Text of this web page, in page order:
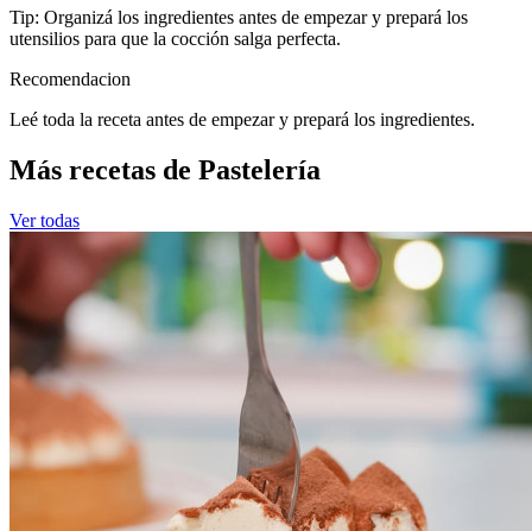
Tip: Organizá los ingredientes antes de empezar y prepará los
utensilios para que la cocción salga perfecta.
Recomendacion
Leé toda la receta antes de empezar y prepará los ingredientes.
Más recetas de Pastelería
Ver todas